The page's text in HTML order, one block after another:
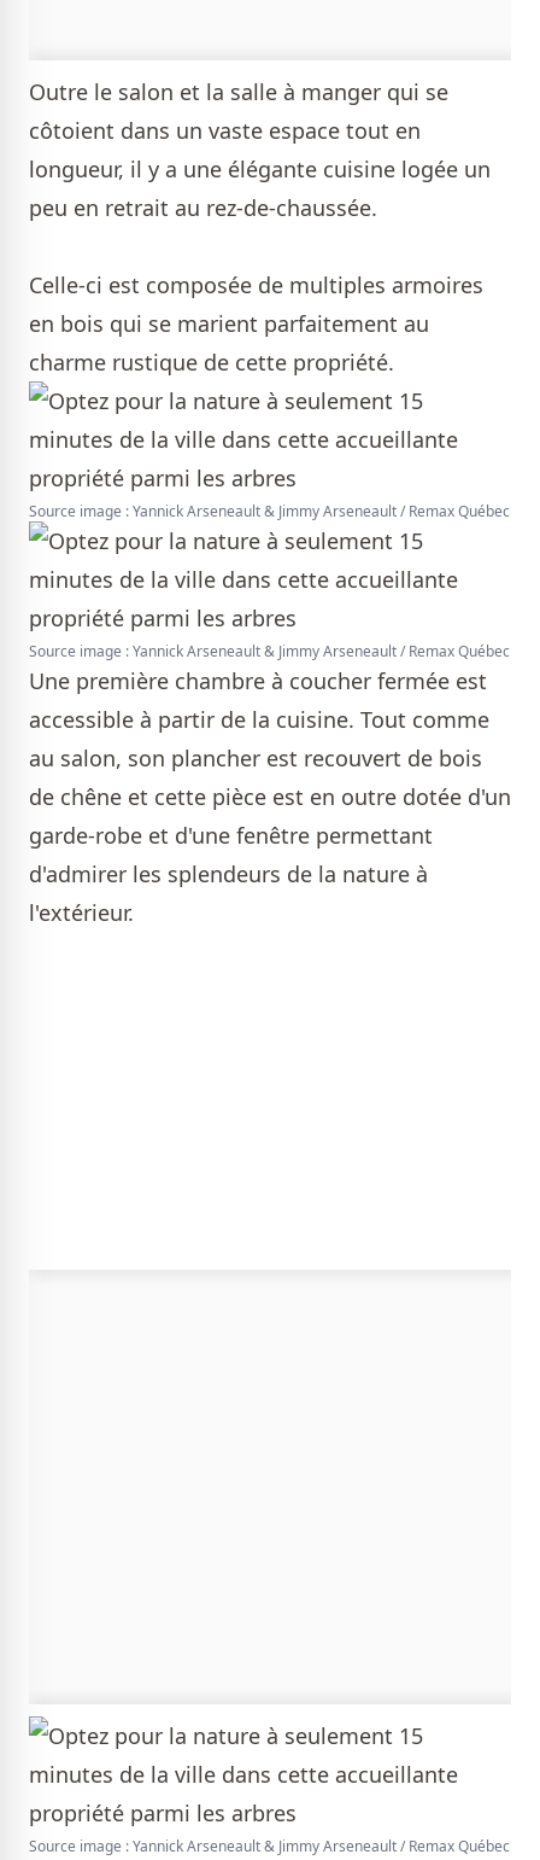
Outre le salon et la salle à manger qui se
côtoient dans un vaste espace tout en
longueur, il y a une élégante cuisine logée un
peu en retrait au rez-de-chaussée.
Celle-ci est composée de multiples armoires
en bois qui se marient parfaitement au
charme rustique de cette propriété.
Source image : Yannick Arseneault & Jimmy Arseneault / Remax Québec
Source image : Yannick Arseneault & Jimmy Arseneault / Remax Québec
Une première chambre à coucher fermée est
accessible à partir de la cuisine. Tout comme
au salon, son plancher est recouvert de bois
de chêne et cette pièce est en outre dotée d'un
garde-robe et d'une fenêtre permettant
d'admirer les splendeurs de la nature à
l'extérieur.
Source image : Yannick Arseneault & Jimmy Arseneault / Remax Québec